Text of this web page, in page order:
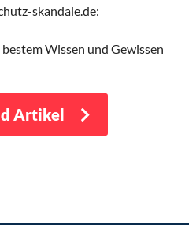
skandale.de:
Wissen und Gewissen
Artikel